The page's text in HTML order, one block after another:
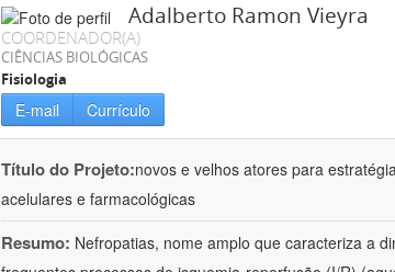
Adalberto Ramon Vieyra
COORDENADOR(A)
CIÊNCIAS BIOLÓGICAS
Fisiologia
E-mail Currículo
Título do Projeto:novos e velhos atores para
acelulares e farmacológicas
Resumo: Nefropatias, nome amplo que caracteriza a